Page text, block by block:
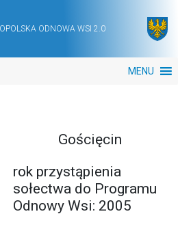
OPOLSKA ODNOWA WSI 2.0
MENU
Gościęcin
rok przystąpienia
sołectwa do Programu
Odnowy Wsi: 2005